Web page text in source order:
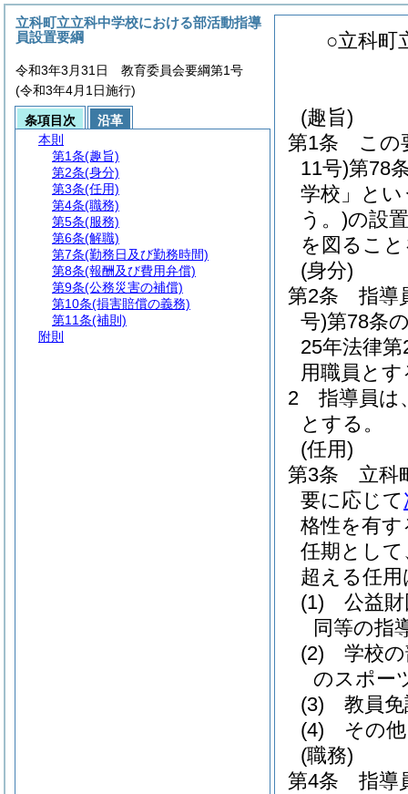
○立科町
(趣旨)
第1条
この
11号)第78
学校」とい
う。)の設
を図るこ
(身分)
第2条
指導
号)第78条
25年法律第
用職員とす
2
指導員は
とする。
(任用)
第3条
立科
要に応じて
格性を有
任期とし
超える任
(1)
公益
同等の指
(2)
学校
のスポー
(3)
教員
(4)
その
(職務)
第4条
指導
立科町立立科中学校における部活動指導
員設置要綱
令和3年3月31日 教育委員会要綱第1号
(令和3年4月1日施行)
条項目次
沿革
本則
第1条(趣旨)
第2条(身分)
第3条(任用)
第4条(職務)
第5条(服務)
第6条(解職)
第7条(勤務日及び勤務時間)
第8条(報酬及び費用弁償)
第9条(公務災害の補償)
第10条(損害賠償の義務)
第11条(補則)
附則